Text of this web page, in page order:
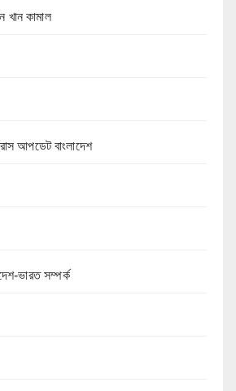
খান কামাল
আপডেট বাংলাদেশ
ভারত সম্পর্ক